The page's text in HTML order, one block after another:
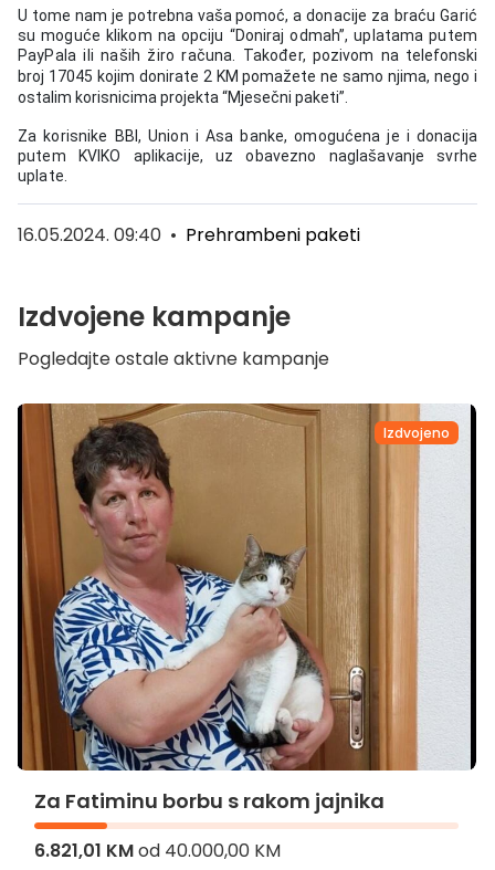
U tome nam je potrebna vaša pomoć, a donacije za braću Garić
su moguće klikom na opciju “Doniraj odmah”, uplatama putem
PayPala ili naših žiro računa. Također,pozivom na telefonski
broj 17045 kojim donirate 2 KM pomažete ne samo njima, nego i
ostalim korisnicima projekta “Mjesečni paketi”.
Za korisnike BBI, Union i Asa banke, omogućena je i donacija
putem KVIKO aplikacije, uz obavezno naglašavanje svrhe
uplate.
16.05.2024. 09:40 • Prehrambeni paketi
Izdvojene kampanje
Pogledajte ostale aktivne kampanje
Izdvojeno
Za Fatiminu borbu s rakom jajnika
6.821,01 KMod40.000,00 KM